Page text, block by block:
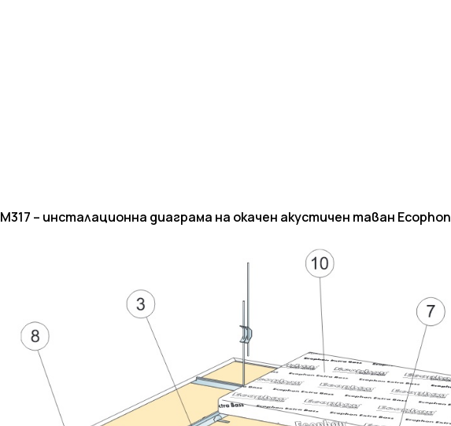
M317 – инсталационна диаграма на окачен акустичен таван Ecophon